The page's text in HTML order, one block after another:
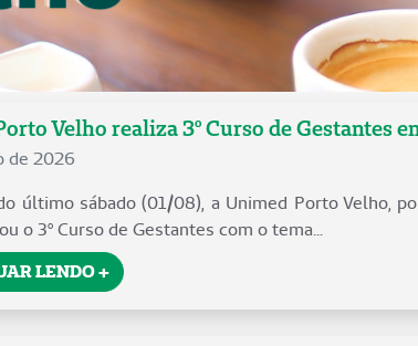
Velho realiza 3º Curso de Gestantes
de 2026
último sábado (01/08), a Unimed Porto Velho,
o 3º Curso de Gestantes com o tema...
LENDO +